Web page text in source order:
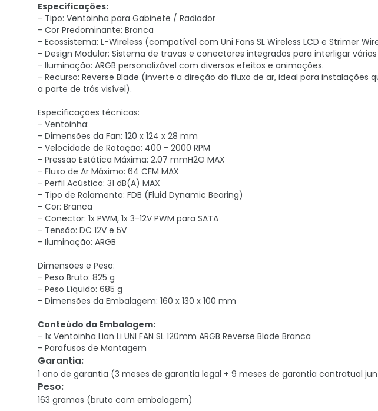
Especificações:
- Tipo: Ventoinha para Gabinete / Radiador
- Cor Predominante: Branca
- Ecossistema: L-Wireless (compatível com Uni Fans SL Wireless LCD e Strimer
- Design Modular: Sistema de travas e conectores integrados para interligar
- Iluminação: ARGB personalizável com diversos efeitos e animações.
- Recurso: Reverse Blade (inverte a direção do fluxo de ar, ideal para
a parte de trás visível).
Especificações técnicas:
- Ventoinha:
- Dimensões da Fan: 120 x 124 x 28 mm
- Velocidade de Rotação: 400 - 2000 RPM
- Pressão Estática Máxima: 2.07 mmH2O MAX
- Fluxo de Ar Máximo: 64 CFM MAX
- Perfil Acústico: 31 dB(A) MAX
- Tipo de Rolamento: FDB (Fluid Dynamic Bearing)
- Cor: Branca
- Conector: 1x PWM, 1x 3-12V PWM para SATA
- Tensão: DC 12V e 5V
- Iluminação: ARGB
Dimensões e Peso:
- Peso Bruto: 825 g
- Peso Líquido: 685 g
- Dimensões da Embalagem: 160 x 130 x 100 mm
Conteúdo da Embalagem:
- 1x Ventoinha Lian Li UNI FAN SL 120mm ARGB Reverse Blade Branca
- Parafusos de Montagem
Garantia:
1 ano de garantia (3 meses de garantia legal + 9 meses de garantia contratual
Peso:
163 gramas (bruto com embalagem)